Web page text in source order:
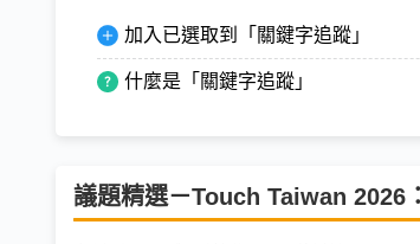
加入已選取到「關鍵字追蹤」
什麼是「關鍵字追蹤」
議題精選－Touch Taiwan 2026